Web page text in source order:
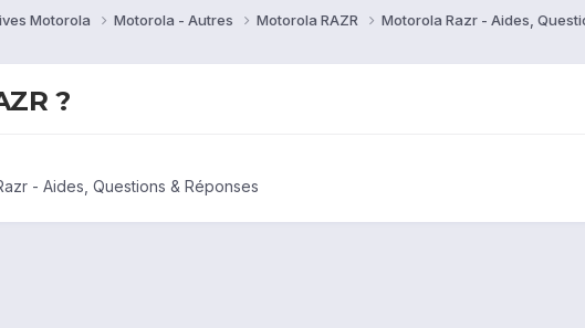
Motorola Motorola - Autres Motorola RAZR Motorola Razr - Aides,
?
- Aides, Questions & Réponses